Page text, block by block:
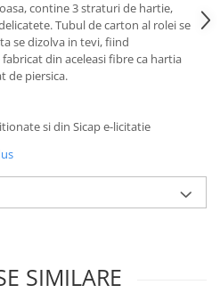
contine 3 straturi de hartie,
Tubul de carton al rolei se
se dizolva in tevi, fiind
din aceleasi fibre ca hartia
de piersica.
si din Sicap e-licitatie
SIMILARE